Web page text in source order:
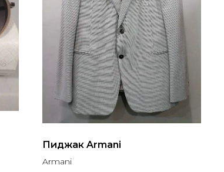
Пиджак Armani
Armani